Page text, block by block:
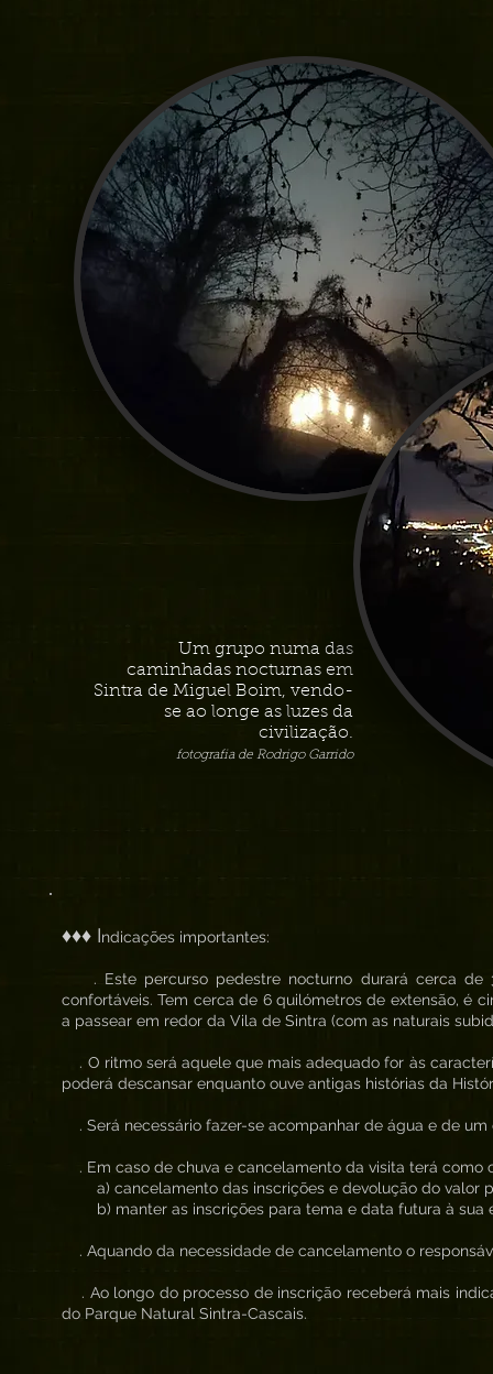
Um grupo numa das
caminhadas nocturnas em
Sintra de Miguel Boim, vendo-
se ao longe as luzes da
civilização.
fotografia de Rodrigo Garrido
♦♦♦ Indicações importantes:
. Este percurso pedestre nocturno durará cerca de
confortáveis. Tem cerca de 6 quilómetros de extensão, é
a passear em redor da Vila de Sintra (com as naturais
. O ritmo será aquele que mais adequado for às
poderá descansar enquanto ouve antigas histórias da
. Será necessário fazer-se acompanhar de água e de um
. Em caso de chuva e cancelamento da visita terá como
a) cancelamento das inscrições e devolução do valor
b) manter as inscrições para tema e data futura à sua
. Aquando da necessidade de cancelamento o
. Ao longo do processo de inscrição receberá mais
do Parque Natural Sintra-Cascais.